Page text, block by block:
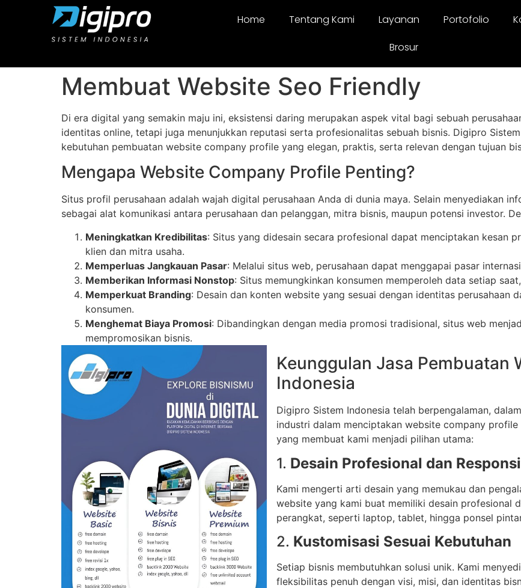
Home Tentang Kami Layanan Portofolio
Brosur
Membuat Website Seo Friendly
Di era digital yang semakin maju ini, eksistensi daring merupakan aspek vital bagi sebuah
identitas online, tetapi juga menunjukkan reputasi serta profesionalitas sebuah bisnis. Digipro
kebutuhan pembuatan website company profile yang elegan, praktis, serta relevan dengan tujuan
Mengapa Website Company Profile Penting?
Situs profil perusahaan adalah wajah digital perusahaan Anda di dunia maya. Selain menyediakan
sebagai alat komunikasi antara perusahaan dan pelanggan, mitra bisnis, maupun potensi investor.
Meningkatkan Kredibilitas: Situs yang didesain secara profesional dapat menciptakan kesan
klien dan mitra usaha.
Memperluas Jangkauan Pasar: Melalui situs web, perusahaan dapat menggapai pasar
Memberikan Informasi Nonstop: Situs memungkinkan konsumen memperoleh data setiap
Memperkuat Branding: Desain dan konten website yang sesuai dengan identitas perusahaan
konsumen.
Menghemat Biaya Promosi: Dibandingkan dengan media promosi tradisional, situs web
mempromosikan bisnis.
Keunggulan Jasa Pembuatan
Indonesia
Digipro Sistem Indonesia telah berpengalaman,
industri dalam menciptakan website company
yang membuat kami menjadi pilihan utama:
1. Desain Profesional dan
Kami mengerti arti desain yang memukau dan
website yang kami buat memiliki desain profesional
perangkat, seperti laptop, tablet, hingga ponsel
2. Kustomisasi Sesuai Kebutuhan
Setiap bisnis membutuhkan solusi unik. Kami
fleksibilitas penuh dengan visi, misi, dan identitas